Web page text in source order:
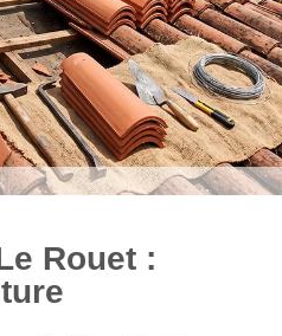
Rouet :